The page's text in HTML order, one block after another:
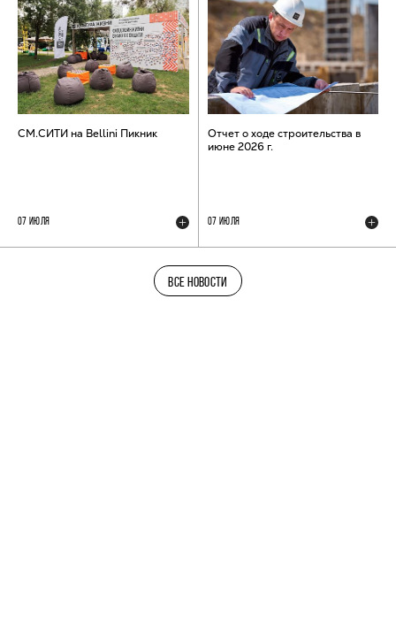
СМ.СИТИ на Bellini Пикник
07 ИЮЛЯ
Отчет о ходе строительства в
июне 2026 г.
07 ИЮЛЯ
ВСЕ НОВОСТИ